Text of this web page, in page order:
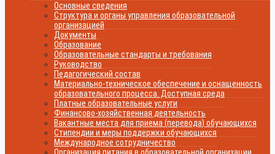
Основные сведения
Структура и органы управления образовательной
организацией
Документы
Образование
Образовательные стандарты и требования
Руководство
Педагогический состав
Материально-техническое обеспечение и оснащенность
образовательного процесса. Доступная среда
Платные образовательные услуги
Финансово-хозяйственная деятельность
Вакантные места для приема (перевода) обучающихся
Стипендии и меры поддержки обучающихся
Международное сотрудничество